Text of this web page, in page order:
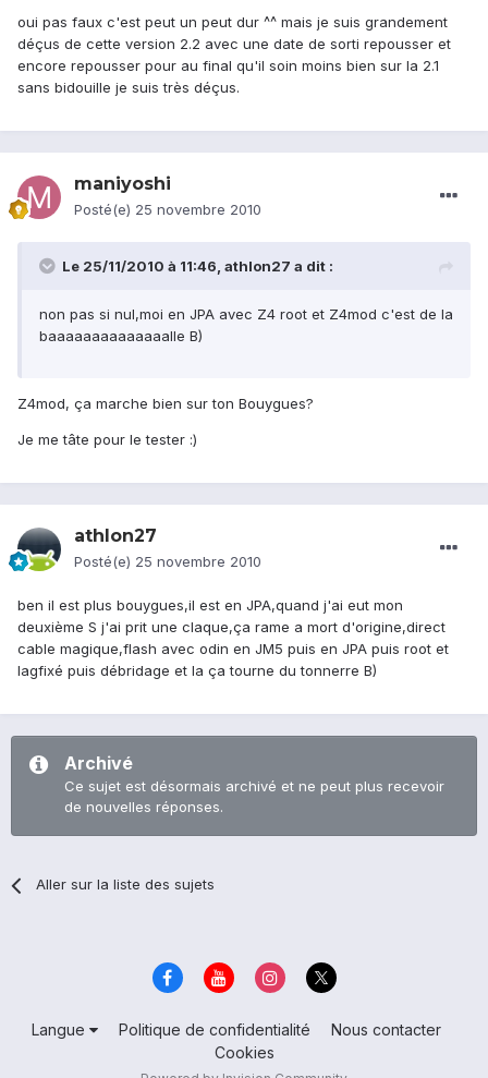
oui pas faux c'est peut un peut dur ^^ mais je suis grandement
déçus de cette version 2.2 avec une date de sorti repousser et
encore repousser pour au final qu'il soin moins bien sur la 2.1
sans bidouille je suis très déçus.
maniyoshi
Posté(e) 25 novembre 2010
Le 25/11/2010 à 11:46, athlon27 a dit :
non pas si nul,moi en JPA avec Z4 root et Z4mod c'est de la
baaaaaaaaaaaaaalle B)
Z4mod, ça marche bien sur ton Bouygues?
Je me tâte pour le tester :)
athlon27
Posté(e) 25 novembre 2010
ben il est plus bouygues,il est en JPA,quand j'ai eut mon
deuxième S j'ai prit une claque,ça rame a mort d'origine,direct
cable magique,flash avec odin en JM5 puis en JPA puis root et
lagfixé puis débridage et la ça tourne du tonnerre B)
Archivé
Ce sujet est désormais archivé et ne peut plus recevoir
de nouvelles réponses.
Aller sur la liste des sujets
Langue Politique de confidentialité
Nous contacter
Cookies